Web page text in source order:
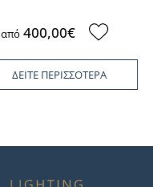
από 400,00€
ΔΕΙΤΕ ΠΕΡΙΣΣΟΤΕΡΑ